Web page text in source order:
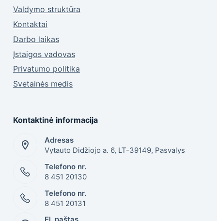
Valdymo struktūra
Kontaktai
Darbo laikas
Įstaigos vadovas
Privatumo politika
Svetainės medis
Kontaktinė informacija
Adresas
Vytauto Didžiojo a. 6, LT-39149, Pasvalys
Telefono nr.
8 451 20130
Telefono nr.
8 451 20131